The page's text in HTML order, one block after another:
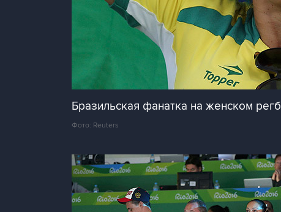
Бразильская фанатка на женском
Фото: Reuters